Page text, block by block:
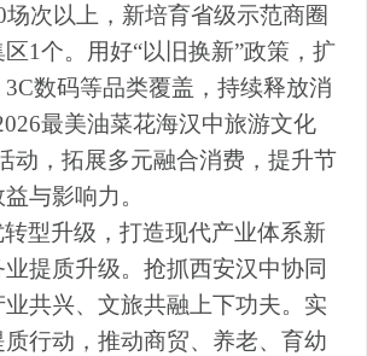
场次以上，新培育省级示范商圈
1个。用好“以旧换新”政策，扩
3C数码等品类覆盖，持续释放消
最美油菜花海汉中旅游文化
动，拓展多元融合消费，提升节
与影响力。
转型升级，打造现代产业体系新
提质升级。抢抓西安汉中协同
共兴、文旅共融上下功夫。实
行动，推动商贸、养老、育幼